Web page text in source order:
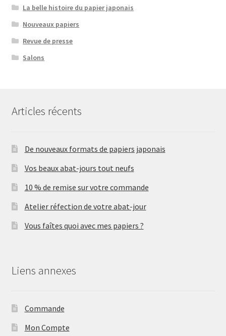
La belle histoire du papier japonais
Nouveaux papiers
Revue de presse
Salons
Articles récents
De nouveaux formats de papiers japonais
Vos beaux abat-jours tout neufs
10 % de remise sur votre commande
Atelier réfection de votre abat-jour
Vous faîtes quoi avec mes papiers ?
Liens annexes
Commande
Mon Compte